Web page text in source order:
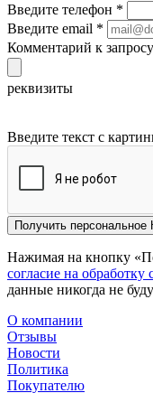
Введите телефон *
Введите email *
Комментарий к
реквизиты
Введите текст с
Получить персональное
Нажимая на кнопку
согласие на
данные никогда не
О компании
Отзывы
Новости
Политика
Покупателю